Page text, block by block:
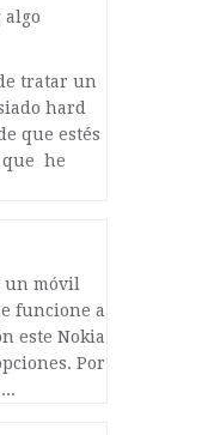
algo
tratar un
hard
que estés
que he
un móvil
funcione a
este Nokia
Por